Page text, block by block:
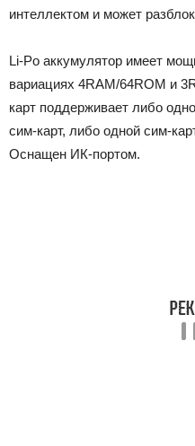
интеллектом и может
Li-Po аккумулятор имеет
вариациях 4RAM/64ROM и
карт поддерживает либо
сим-карт, либо одной сим-
Оснащен ИК-портом.